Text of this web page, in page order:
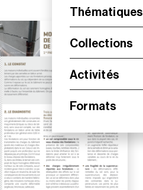
Thématiques
Collections
Activités
Formats